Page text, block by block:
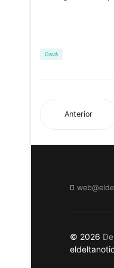
Gavà
Anterior
© 2026